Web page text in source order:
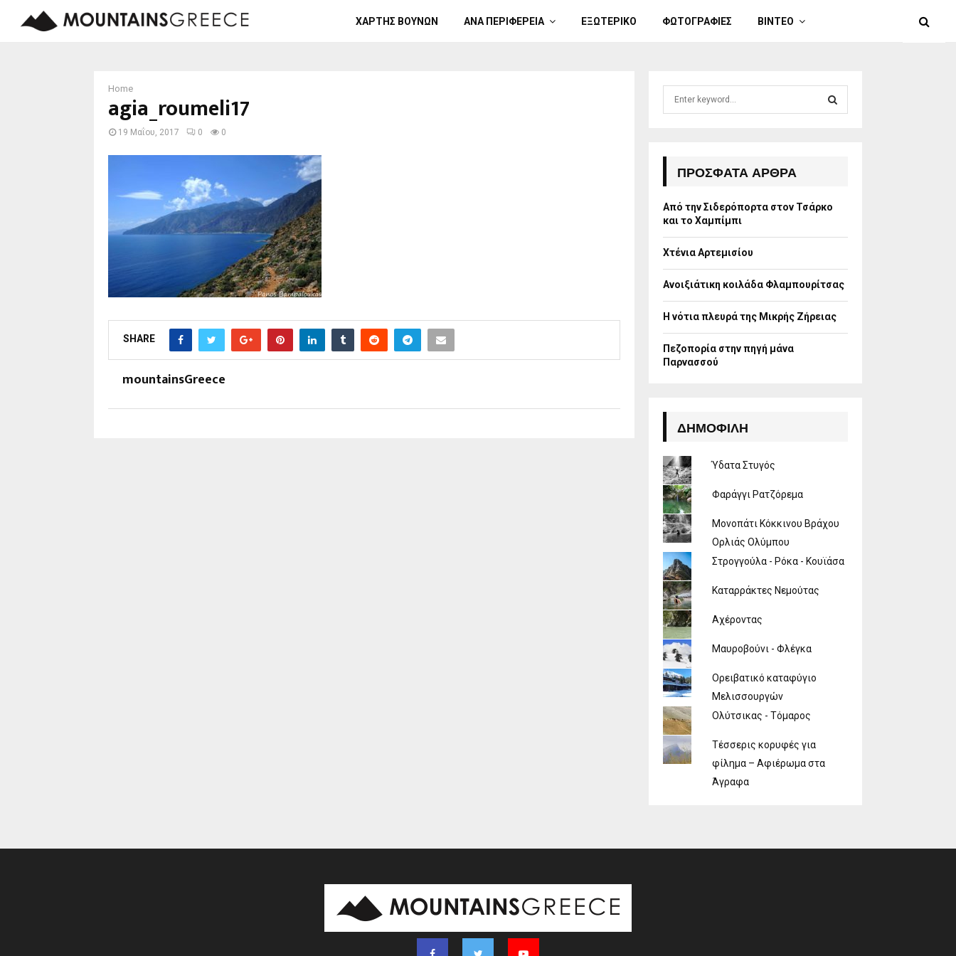
ΧΑΡΤΗΣ ΒΟΥΝΩΝ ΑΝΑ ΠΕΡΙΦΕΡΕΙΑ ΕΞΩΤΕΡΙΚΟ ΦΩΤΟΓΡΑΦΙΕΣ ΒΙΝΤΕΟ
Home
agia_roumeli17
19 Μαΐου, 2017 0 0
SHARE
mountainsGreece
r
:
R
H
ΠΡΌΣΦΑΤΑ ΆΡΘΡΑ
Από την Σιδερόπορτα στον Τσάρκο
και το Χαμπίμπι
Χτένια Αρτεμισίου
Ανοιξιάτικη κοιλάδα Φλαμπουρίτσας
Η νότια πλευρά της Μικρής Ζήρειας
Πεζοπορία στην πηγή μάνα
Παρνασσού
ΔΗΜΟΦΙΛΉ
Ύδατα Στυγός
Φαράγγι Ρατζόρεμα
Μονοπάτι Κόκκινου Βράχου
Ορλιάς Ολύμπου
Στρογγούλα - Ρόκα - Κουϊάσα
Καταρράκτες Νεμούτας
Αχέροντας
Μαυροβούνι - Φλέγκα
Ορειβατικό καταφύγιο
Μελισσουργών
Ολύτσικας - Τόμαρος
Τέσσερις κορυφές για
φίλημα – Αφιέρωμα στα
Άγραφα